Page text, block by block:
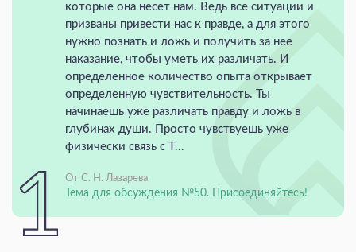
которые она несет нам. Ведь все ситуации и
призваны привести нас к правде, а для этого
нужно познать и ложь и получить за нее
наказание, чтобы уметь их различать. И
определенное количество опыта открывает
определенную чувствительность. Ты
начинаешь уже различать правду и ложь в
глубинах души. Просто чувствуешь уже
физически связь с Т...
От С. Н. Лазарева
Тема для обсуждения №50. Присоединяйтесь!